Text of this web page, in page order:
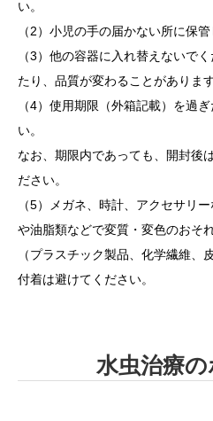
い。
（2）小児の手の届かない所に保管
（3）他の容器に入れ替えないで
たり、品質が変わることがあります
（4）使用期限（外箱記載）を過
い。
なお、期限内であっても、開封後
ださい。
（5）メガネ、時計、アクセサリ
や油脂類などで変質・変色のおそ
（プラスチック製品、化学繊維、
付着は避けてください。
水虫治療